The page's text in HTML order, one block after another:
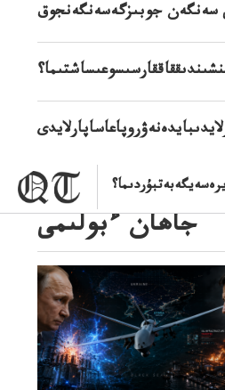
سەنگەن جوبىزگەسەنگەنجوق
جاھان ءبولىمى